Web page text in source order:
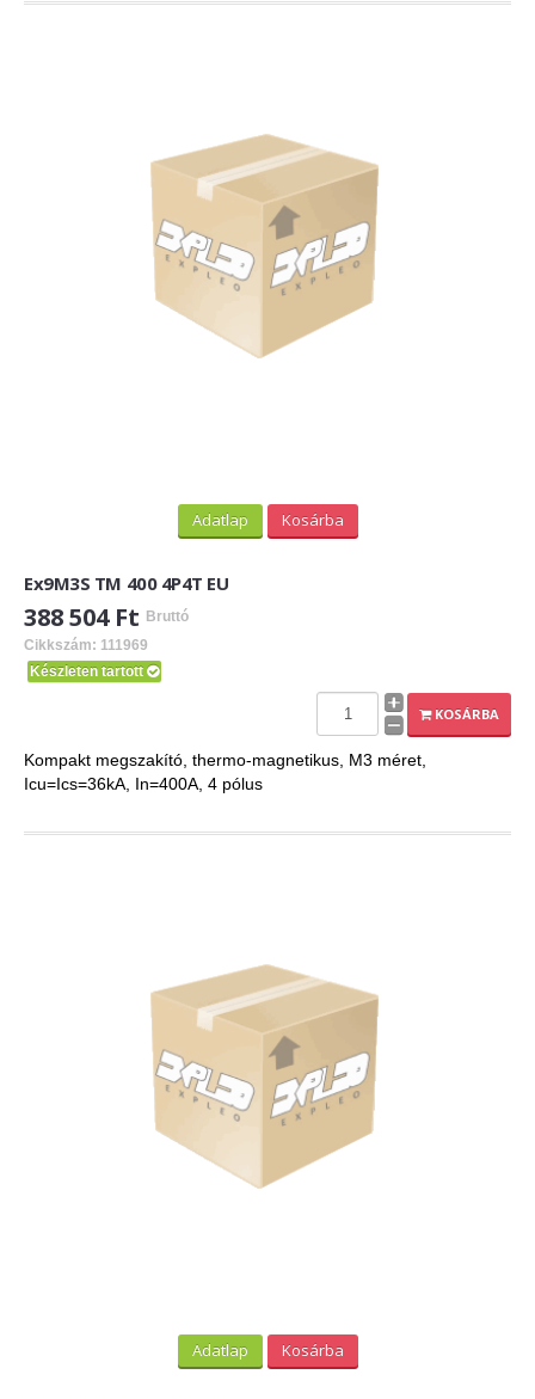
Adatlap Kosárba
Ex9M3S TM 400 4P4T EU
388 504 Ft Bruttó
Cikkszám: 111969
Készleten tartott
KOSÁRBA
Kompakt megszakító, thermo-magnetikus, M3 méret,
Icu=Ics=36kA, In=400A, 4 pólus
Adatlap Kosárba